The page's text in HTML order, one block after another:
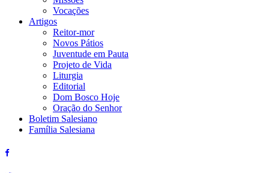
Vocações
Artigos
Reitor-mor
Novos Pátios
Juventude em Pauta
Projeto de Vida
Liturgia
Editorial
Dom Bosco Hoje
Oração do Senhor
Boletim Salesiano
Família Salesiana